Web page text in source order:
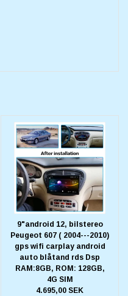
9"android 12, bilstereo
Peugeot 607 ( 2004---2010)
gps wifi carplay android
auto blåtand rds Dsp
RAM:8GB, ROM: 128GB,
4G SIM
4.695,00 SEK